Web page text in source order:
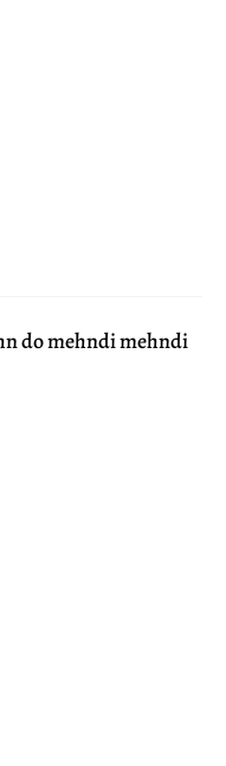
do mehndi mehndi